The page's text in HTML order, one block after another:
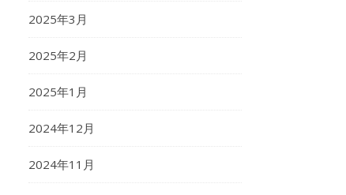
2025年3月
2025年2月
2025年1月
2024年12月
2024年11月